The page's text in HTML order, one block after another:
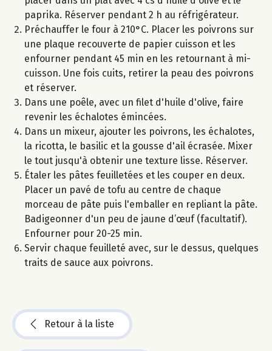
paprika. Réserver pendant 2 h au réfrigérateur.
Préchauffer le four à 210°C. Placer les poivrons sur
une plaque recouverte de papier cuisson et les
enfourner pendant 45 min en les retournant à mi-
cuisson. Une fois cuits, retirer la peau des poivrons
et réserver.
Dans une poêle, avec un filet d'huile d'olive, faire
revenir les échalotes émincées.
Dans un mixeur, ajouter les poivrons, les échalotes,
la ricotta, le basilic et la gousse d'ail écrasée. Mixer
le tout jusqu'à obtenir une texture lisse. Réserver.
Étaler les pâtes feuilletées et les couper en deux.
Placer un pavé de tofu au centre de chaque
morceau de pâte puis l'emballer en repliant la pâte.
Badigeonner d'un peu de jaune d’œuf (facultatif).
Enfourner pour 20-25 min.
Servir chaque feuilleté avec, sur le dessus, quelques
traits de sauce aux poivrons.
Retour à la liste